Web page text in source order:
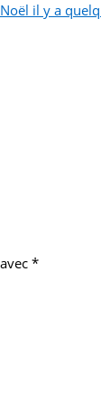
il y a
*